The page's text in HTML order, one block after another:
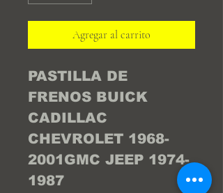
Agregar al carrito
PASTILLA DE
FRENOS BUICK
CADILLAC
CHEVROLET 1968-
2001GMC JEEP 1974-
1987